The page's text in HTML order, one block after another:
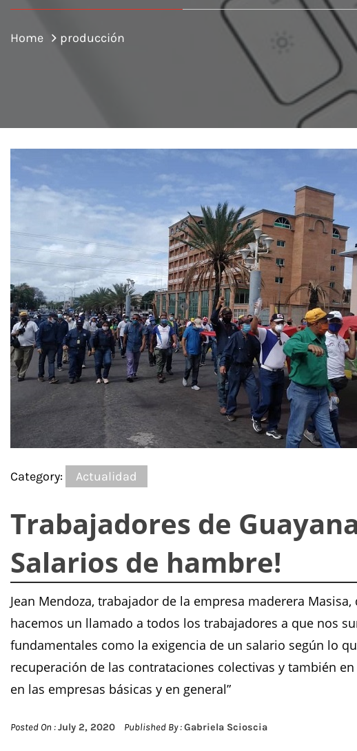
Home producción
Category: Actualidad
Trabajadores de
Salarios de hambre!
Jean Mendoza, trabajador de la empresa maderera
hacemos un llamado a todos los trabajadores a que nos
fundamentales como la exigencia de un salario según lo
recuperación de las contrataciones colectivas y también
en las empresas básicas y en general”
Posted On :July 2, 2020 Published By :Gabriela Scioscia